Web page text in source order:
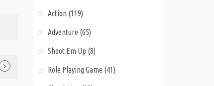
Action (119)
Adventure (65)
Shoot Em Up (8)
Role Playing Game (41)